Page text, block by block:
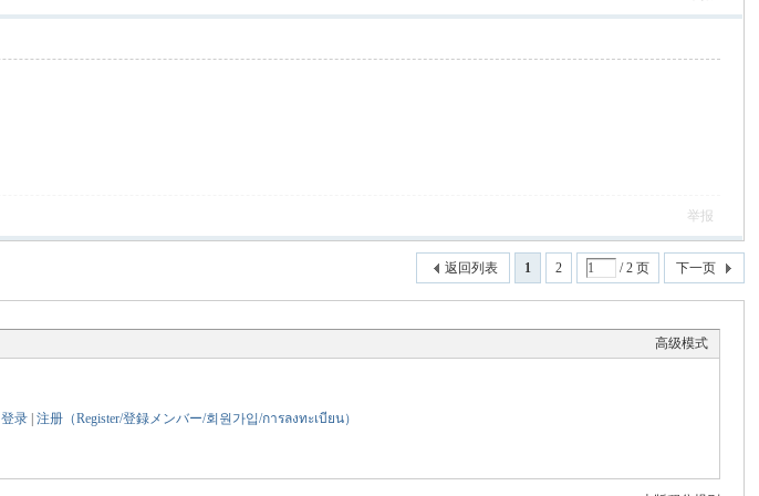
举报
1 2 / 2 页 下一页
返回列表
高级模式
登录| 注册（Register/登録メンバー/회원가입/การลงทะเบียน）